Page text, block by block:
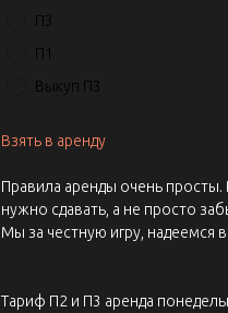
П3
П1
Выкуп П3
Взять в аренду
Правила аренды очень просты.
нужно сдавать, а не просто
Мы за честную игру, надеемся
Тариф П2 и П3 аренда